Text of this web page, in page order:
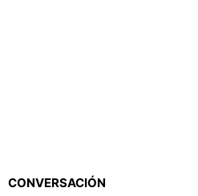
CONVERSACIÓN